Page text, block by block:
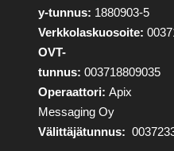
y-tunnus: 1880903-5
Verkkolaskuosoite:
OVT-
tunnus: 003718809035
Operaattori: Apix
Messaging Oy
Välittäjätunnus: